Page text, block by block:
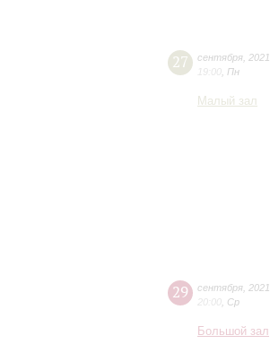
27 сентября 2021
19:00 Пн
Малый зал
29 сентября 2021
20:00 Ср
Большой зал